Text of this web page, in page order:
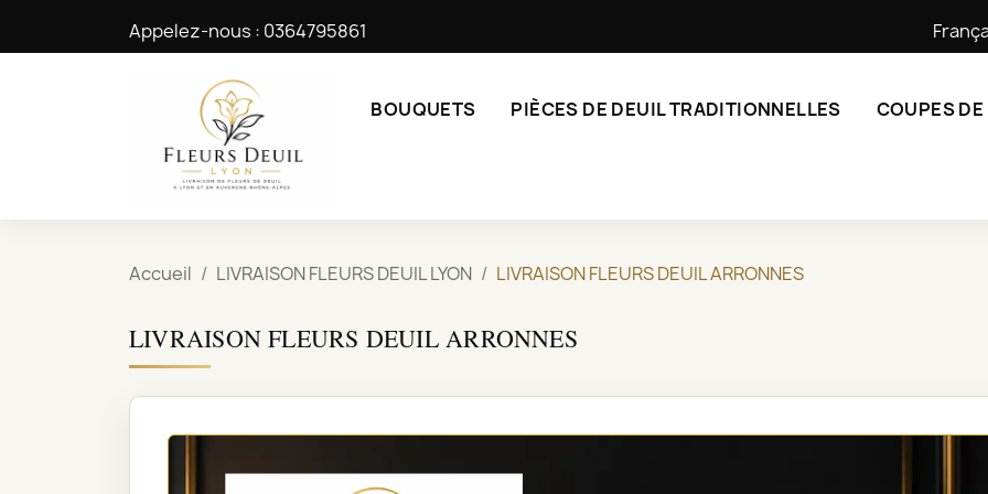
Appelez-nous : 0364795861
BOUQUETS PIÈCES DE DEUIL TRADITIONNELLES COUPES
Accueil LIVRAISON FLEURS DEUIL LYON LIVRAISON FLEURS DEUIL ARRONNES
LIVRAISON FLEURS DEUIL ARRONNES